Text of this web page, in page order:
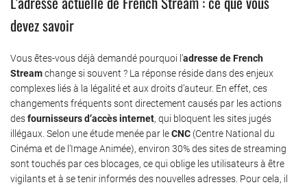
devez savoir
Vous êtes-vous déjà demandé pourquoi l’adresse de French
Streamchange si souvent ? La réponse réside dans des enjeux
complexes liés à la légalité et aux droits d’auteur. En effet, ces
changements fréquents sont directement causés par les actions
desfournisseurs d’accès internet, qui bloquent les sites jugés
illégaux. Selon une étude menée par leCNC (Centre National du
Cinéma et de l’Image Animée), environ 30% des sites de streaming
sont touchés par ces blocages, ce qui oblige les utilisateurs à être
vigilants et à se tenir informés des nouvelles adresses. Pour cela, il